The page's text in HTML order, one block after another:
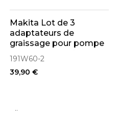
Makita Lot de 3
adaptateurs de
graissage pour pompe
à graisse sans fil 18V
DGP180 (191W60-2)
191W60-2
39,90 €
..